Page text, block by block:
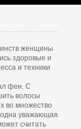
женщины
здоровые и
и техники
фен. С
волосы
во множество
одна уважающая
считать